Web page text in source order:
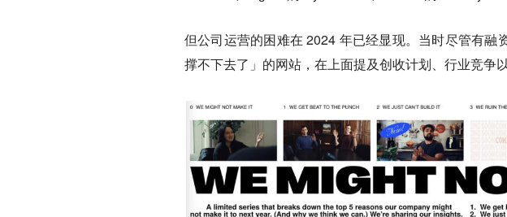
但公司运营的困难在 2024 年已经显现。当时尽管有
撑不下去了」的网站，在上面提及创收计划、行业竞争